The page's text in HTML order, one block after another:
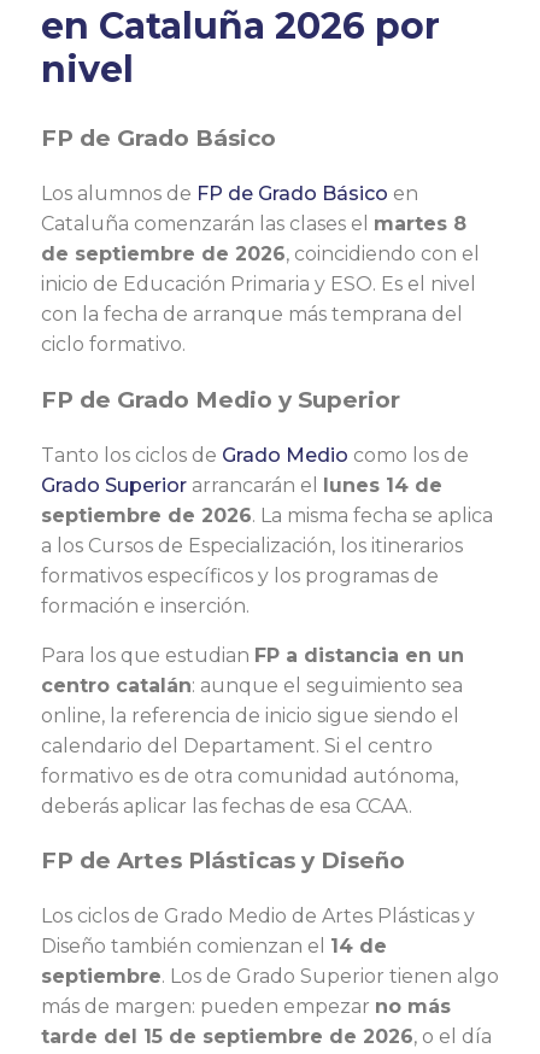
en Cataluña 2026 por
nivel
FP de Grado Básico
Los alumnos de FP de Grado Básico en
Cataluña comenzarán las clases el martes 8
de septiembre de 2026, coincidiendo con el
inicio de Educación Primaria y ESO. Es el nivel
con la fecha de arranque más temprana del
ciclo formativo.
FP de Grado Medio y Superior
Tanto los ciclos de Grado Medio como los de
Grado Superior arrancarán el lunes 14 de
septiembre de 2026. La misma fecha se aplica
a los Cursos de Especialización, los itinerarios
formativos específicos y los programas de
formación e inserción.
Para los que estudian FP a distancia en un
centro catalán: aunque el seguimiento sea
online, la referencia de inicio sigue siendo el
calendario del Departament. Si el centro
formativo es de otra comunidad autónoma,
deberás aplicar las fechas de esa CCAA.
FP de Artes Plásticas y Diseño
Los ciclos de Grado Medio de Artes Plásticas y
Diseño también comienzan el 14 de
septiembre. Los de Grado Superior tienen algo
más de margen: pueden empezar no más
tarde del 15 de septiembre de 2026, o el día